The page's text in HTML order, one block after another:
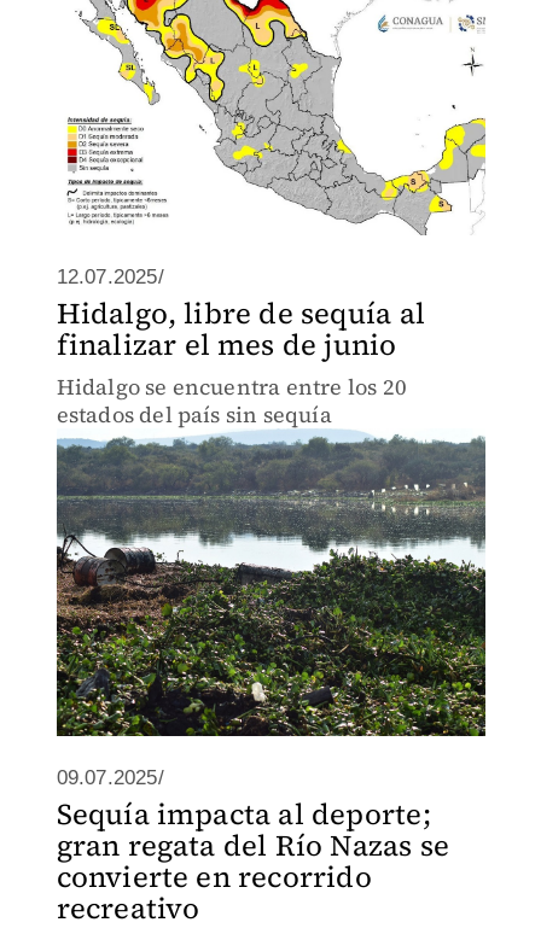
12.07.2025/
Hidalgo, libre de sequía al
finalizar el mes de junio
Hidalgo se encuentra entre los 20
estados del país sin sequía
09.07.2025/
Sequía impacta al deporte;
gran regata del Río Nazas se
convierte en recorrido
recreativo